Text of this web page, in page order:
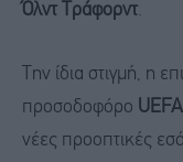
Όλντ Τράφορντ.
Την ίδια στιγμή, η
προσοδοφόρο
νέες προοπτικές